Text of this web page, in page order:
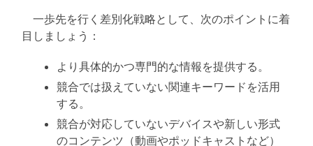
一歩先を行く差別化戦略として、次のポイントに着
目しましょう：
より具体的かつ専門的な情報を提供する。
競合では扱えていない関連キーワードを活用
する。
競合が対応していないデバイスや新しい形式
のコンテンツ（動画やポッドキャストなど）